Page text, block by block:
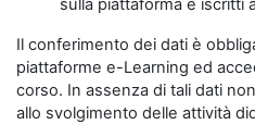
sulla piattaforma e iscritti
Il conferimento dei dati è
piattaforme e-Learning ed
corso. In assenza di tali dati
allo svolgimento delle attività